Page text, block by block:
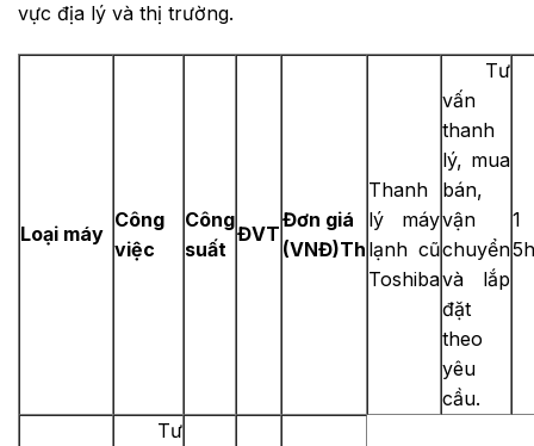
vực địa lý và thị trường.
Loại máy
Công
việc
Công
suất
ĐVT
Đơn giá
(VNĐ)Th
Thanh
lý máy
lạnh cũ
Toshiba
Tư
vấn
thanh
lý, mua
bán,
vận
chuyển
và lắp
đặt
theo
yêu
cầu.
1
Tư